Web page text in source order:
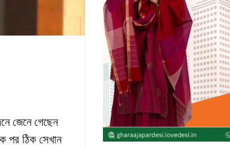
জেনে গেছেন
পর ঠিক সেখান